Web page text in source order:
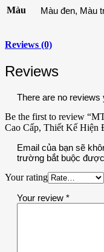
Màu Màu đen, Màu
Reviews (0)
Reviews
There are no reviews
Be the first to review
Cao Cấp, Thiết Kế Hiện
Email của bạn sẽ
trường bắt buộc
Your rating
Your review *